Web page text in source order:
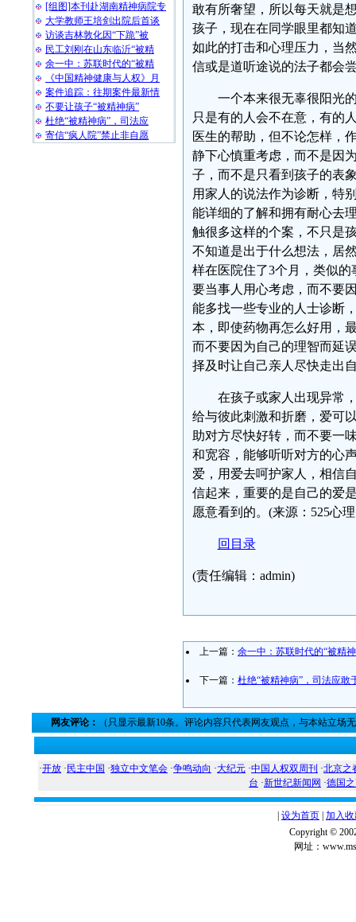
[组图]本刊赴湖南精神病院专
大学教师王培剑出院后首谈
访谈吉林敦化因“下跪”被
民工刘刚在山东临沂“被精
余一中：苏联时代的“被精
《中国精神健康与人权》月
案件追踪：往期案件最新情
不要让孩子“被精神病”
杜绝“被精神病”，司法应
寄信“疯人院”禁止非自愿
敢有所奢望，所以每天就是
孩子，现在在同学眼里都知
如此的打击和心理压力，当
信或是道听途说的法子都会
一个本来很无辜很阳光
只是有的人会不在意，有的
医生的帮助，但不论怎样，
静下心慎重考虑，而不是因
子，而不是只看到孩子的表
用家人的说法作为诊断，特
能详细的了解和拥有耐心去
触很多这样的个案，不只是
不知道是出于什么想法，居
样在医院住了3个月，类似
要当事人用心考虑，而不要
能多找一些专业的人士诊断
本，即使药物再怎么好用，
而不要因为自己的理智而延
择及时让自己亲人尽快走出
在孩子或家人出现异常
给与彼此刺激和折磨，爱可
助对方尽快好转，而不要一
和宽容，能够听听对方的心
爱，用爱去呵护家人，相信
信起来，重要的是自己的爱
愿意看到的。(来源：525心
回目录
(责任编辑：admin)
上一篇： 余一中：苏联时代的“被精
下一篇： 杜绝“被精神病”，司法应敢
网友评论： （只显示最新10条。评论内容只代表网友观点，与本站立场
·开放 · 民主中国 ·独立中文笔会 ·争鸣动向 ·大纪元 ·中国人权双周刊 ·北京之
台 ·新世纪新闻网 ·德国
设为首页 加入
Copyright ©
网址：